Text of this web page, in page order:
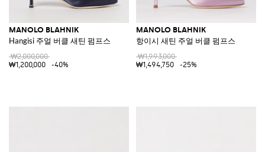
MANOLO BLAHNIK
Hangisi 주얼 버클 새틴 펌프스
₩2,000,000
₩1,200,000
-40%
MANOLO BLAHNIK
항이시 새틴 주얼 버클 펌프스
₩1,993,000
₩1,494,750
-25%